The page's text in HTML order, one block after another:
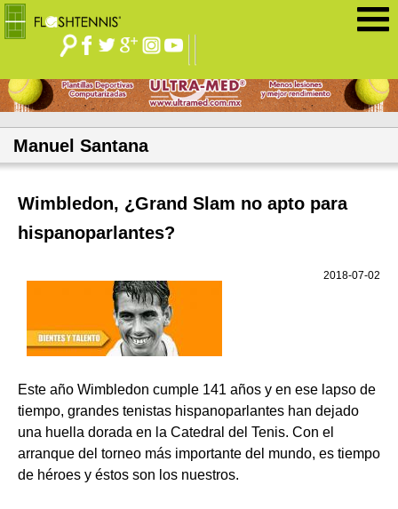
Manuel Santana
Wimbledon, ¿Grand Slam no apto para
hispanoparlantes?
2018-07-02
Este año Wimbledon cumple 141 años y en ese lapso de
tiempo, grandes tenistas hispanoparlantes han dejado
una huella dorada en la Catedral del Tenis. Con el
arranque del torneo más importante del mundo, es tiempo
de héroes y éstos son los nuestros.